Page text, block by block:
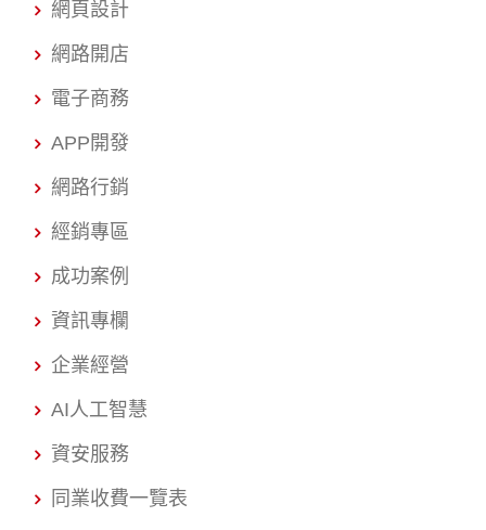
網頁設計
網路開店
電子商務
APP開發
網路行銷
經銷專區
成功案例
資訊專欄
企業經營
AI人工智慧
資安服務
同業收費一覽表